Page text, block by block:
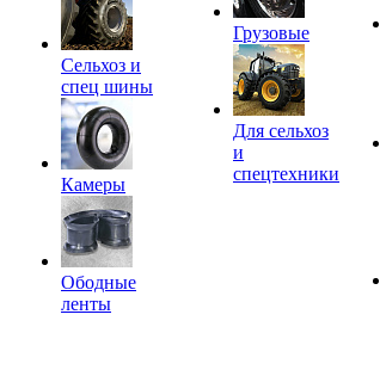
Сельхоз и
спец шины
Камеры
Ободные
ленты
Грузовые
Для сельхоз
и
спецтехники